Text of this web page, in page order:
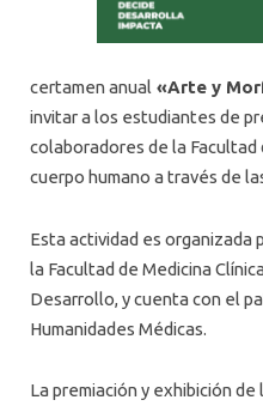
certamen anual «Arte y
invitar a los estudiantes de
colaboradores de la
cuerpo humano a través de
Esta actividad es organizada
la Facultad de Medicina
Desarrollo, y cuenta con el
Humanidades Médicas.
La premiación y exhibición